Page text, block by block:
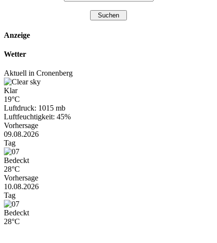
Anzeige
Wetter
Aktuell in Cronenberg
Klar
19°C
Luftdruck: 1015 mb
Luftfeuchtigkeit: 45%
Vorhersage
09.08.2026
Tag
Bedeckt
28°C
Vorhersage
10.08.2026
Tag
Bedeckt
28°C